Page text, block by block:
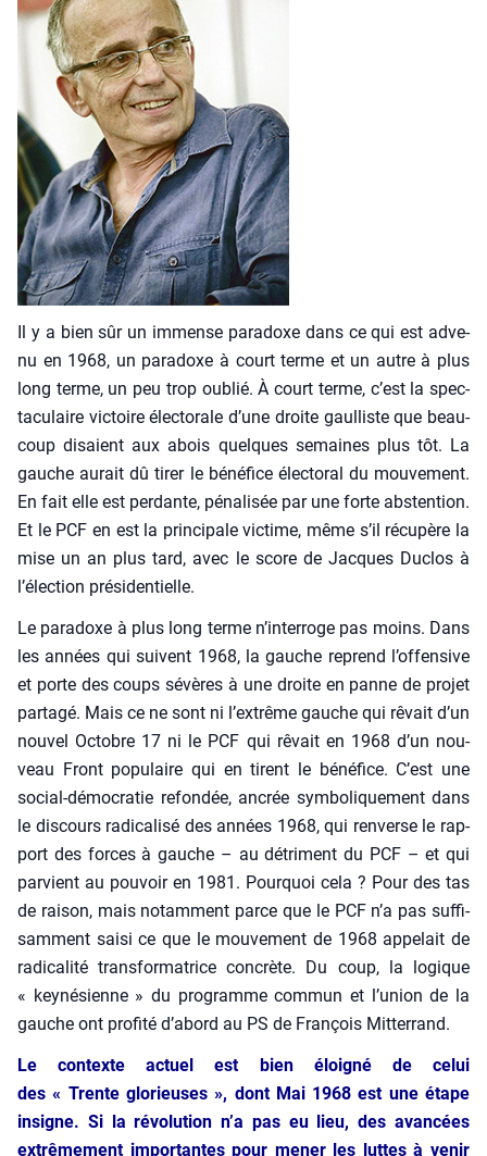
Il y a bien sûr un immense para­doxe dans ce qui est adve­
nu en 1968, un para­doxe à court terme et un autre à plus
long terme, un peu trop oublié. À court terme, c’est la spec­
ta­cu­laire vic­toire élec­to­rale d’une droite gaul­liste que beau­
coup disaient aux abois quelques semaines plus tôt. La
gauche aurait dû tirer le béné­fice élec­to­ral du mou­ve­ment.
En fait elle est per­dante, péna­li­sée par une forte abs­ten­tion.
Et le PCF en est la prin­ci­pale vic­time, même s’il récu­père la
mise un an plus tard, avec le score de Jacques Duclos à
l’élection pré­si­den­tielle.
Le para­doxe à plus long terme n’interroge pas moins. Dans
les années qui suivent 1968, la gauche reprend l’offensive
et porte des coups sévères à une droite en panne de pro­jet
par­ta­gé. Mais ce ne sont ni l’extrême gauche qui rêvait d’un
nou­vel Octobre 17 ni le PCF qui rêvait en 1968 d’un nou­
veau Front popu­laire qui en tirent le béné­fice. C’est une
social-démo­cra­tie refon­dée, ancrée sym­bo­li­que­ment dans
le dis­cours radi­ca­li­sé des années 1968, qui ren­verse le rap­
port des forces à gauche – au détri­ment du PCF – et qui
par­vient au pou­voir en 1981. Pour­quoi cela ? Pour des tas
de rai­son, mais notam­ment parce que le PCF n’a pas suf­fi­
sam­ment sai­si ce que le mou­ve­ment de 1968 appe­lait de
radi­ca­li­té trans­for­ma­trice concrète. Du coup, la logique
« key­né­sienne » du pro­gramme com­mun et l’union de la
gauche ont pro­fi­té d’abord au PS de Fran­çois Mit­ter­rand.
Le contexte actuel est bien éloi­gné de celui
des « Trente glo­rieuses », dont Mai 1968 est une étape
insigne. Si la révo­lu­tion n’a pas eu lieu, des avan­cées
extrê­me­ment impor­tantes pour mener les luttes à venir